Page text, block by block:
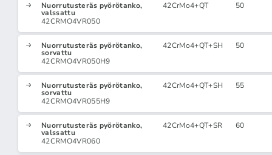
Nuorrutusteräs pyörötanko,
valssattu
42CRMO4VR050
42CrMo4+QT 50
Nuorrutusteräs pyörötanko,
sorvattu
42CRMO4VR050H9
42CrMo4+QT+SH 50
Nuorrutusteräs pyörötanko,
sorvattu
42CRMO4VR055H9
42CrMo4+QT+SH 55
Nuorrutusteräs pyörötanko,
valssattu
42CRMO4VR060
42CrMo4+QT+SR 60